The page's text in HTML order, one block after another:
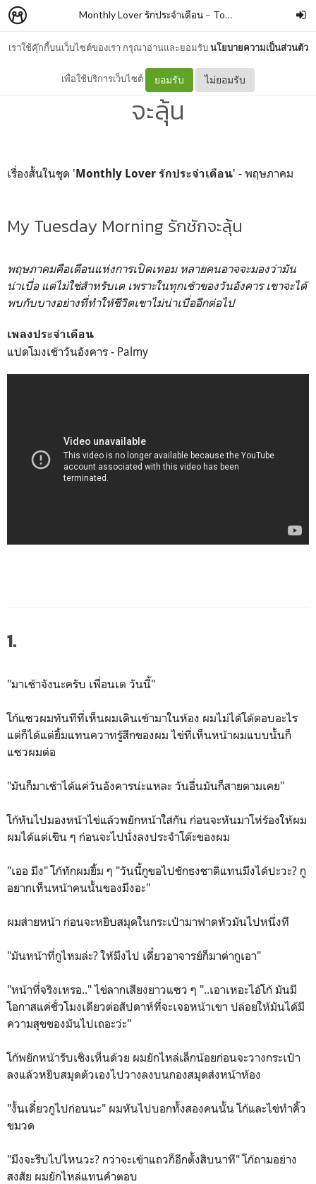
เราใช้คุ๊กกี้บนเว็บไซต์ของเรา กรุณาอ่านและยอมรับนโยบายความเป็นส่วนตัว
เพื่อใช้บริการเว็บไซต์ ยอมรับ ไม่ยอมรับ
Monthly Lover รักประจำเดือน – Tong Kornkitt
My Tuesday Morning รักชัก
จะลุ้น
เรื่องสั้นในชุด 'Monthly Lover รักประจำเดือน' - พฤษภาคม
My Tuesday Morning รักชักจะลุ้น
พฤษภาคมคือเดือนแห่งการเปิดเทอม หลายคนอาจจะมองว่ามัน
น่าเบื่อ แต่ไม่ใช่สำหรับเต เพราะในทุกเช้าของวันอังคาร เขาจะได้
พบกับบางอย่างที่ทำให้ชีวิตเขาไม่น่าเบื่ออีกต่อไป
เพลงประจำเดือน
แปดโมงเช้าวันอังคาร - Palmy
1.
"มาเช้าจังนะครับ เพื่อนเต วันนี้"
โก้แซวผมทันทีที่เห็นผมเดินเข้ามาในห้อง ผมไม่ได้โต้ตอบอะไร
แต่ก็ได้แต่ยิ้มแทนควาทรู้สึกของผม ไข่ที่เห็นหน้าผมแบบนั้นก็
แซวผมต่อ
"มันก็มาเช้าได้แค่วันอังคารน่ะแหละ วันอื่นมันก็สายตามเคย"
โก้หันไปมองหน้าไข่แล้วพยักหน้าใส่กัน ก่อนจะหันมาโห่ร้องให้ผม
ผมได้แต่เขิน ๆ ก่อนจะไปนั่งลงประจำโต๊ะของผม
"เออ มึง" โก้ทักผมยิ้ม ๆ "วันนี้กูขอไปชักธงชาติแทนมึงได้ปะวะ? กู
อยากเห็นหน้าคนนั้นของมึงอะ"
ผมส่ายหน้า ก่อนจะหยิบสมุดในกระเป๋ามาฟาดหัวมันไปหนึ่งที
"มันหน้าที่กูไหมล่ะ? ให้มึงไป เดี๋ยวอาจารย์ก็มาด่ากูเอา"
"หน้าที่จริงเหรอ.." ไข่ลากเสียงยาวแซว ๆ "..เอาเหอะไอ้โก้ มันมี
โอกาสแค่ชั่วโมงเดียวต่อสัปดาห์ที่จะเจอหน้าเขา ปล่อยให้มันได้มี
ความสุขของมันไปเถอะว่ะ"
โก้พยักหน้ารับเชิงเห็นด้วย ผมยักไหล่เล็กน้อยก่อนจะวางกระเป๋า
ลงแล้วหยิบสมุดตัวเองไปวางลงบนกองสมุดส่งหน้าห้อง
"งั้นเดี๋ยวกูไปก่อนนะ" ผมหันไปบอกทั้งสองคนนั้น โก้และไข่ทำคิ้ว
ขมวด
"มึงจะรีบไปไหนวะ? กว่าจะเข้าแถวก็อีกตั้งสิบนาที" โก้ถามอย่าง
สงสัย ผมยักไหล่แทนคำตอบ